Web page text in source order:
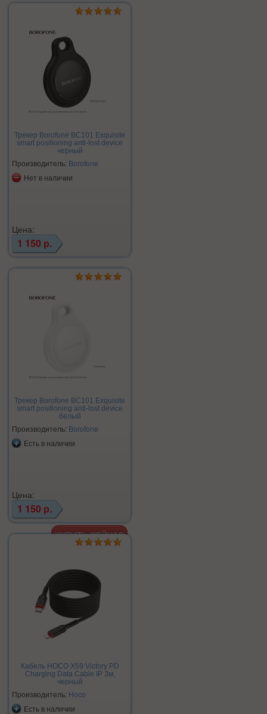
Трекер Borofone BC101 Exquisite
smart positioning anti-lost device
черный
Производитель: Borofone
Нет в наличии
Цена:
1 150 р.
Трекер Borofone BC101 Exquisite
smart positioning anti-lost device
белый
Производитель: Borofone
Есть в наличии
Цена:
1 150 р.
Кабель HOCO X59 Victory PD
Charging Data Cable IP 3м,
черный
Производитель: Hoco
Есть в наличии